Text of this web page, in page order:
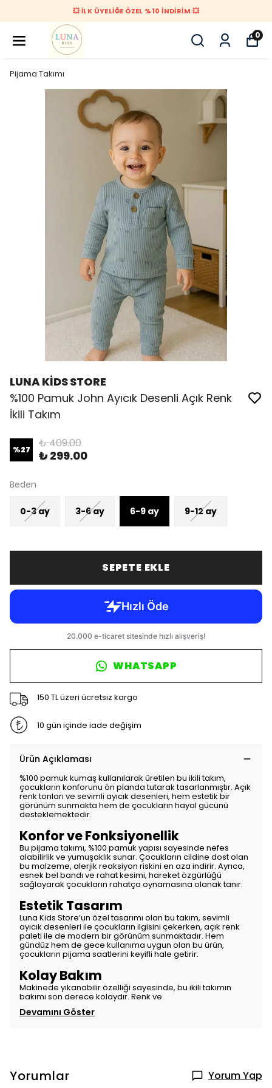
💥 İLK ÜYELİĞE ÖZEL %10 İNDİRİM 💥
0
Pijama Takımı
LUNA KİDS STORE
%100 Pamuk John Ayıcık Desenli Açık Renk
İkili Takım
%27 ₺ 409.00
₺ 299.00
Beden
0-3 ay 3-6 ay 6-9 ay 9-12 ay
SEPETE EKLE
WHATSAPP
150 TL üzeri ücretsiz kargo
10 gün içinde iade değişim
Ürün Açıklaması
%100 pamuk kumaş kullanılarak üretilen bu ikili takım,
çocukların konforunu ön planda tutarak tasarlanmıştır. Açık
renk tonları ve sevimli ayıcık desenleri, hem estetik bir
görünüm sunmakta hem de çocukların hayal gücünü
desteklemektedir.
Konfor ve Fonksiyonellik
Bu pijama takımı, %100 pamuk yapısı sayesinde nefes
alabilirlik ve yumuşaklık sunar. Çocukların cildine dost olan
bu malzeme, alerjik reaksiyon riskini en aza indirir. Ayrıca,
esnek bel bandı ve rahat kesimi, hareket özgürlüğü
sağlayarak çocukların rahatça oynamasına olanak tanır.
Estetik Tasarım
Luna Kids Store’un özel tasarımı olan bu takım, sevimli
ayıcık desenleri ile çocukların ilgisini çekerken, açık renk
paleti ile de modern bir görünüm sunmaktadır. Hem
gündüz hem de gece kullanıma uygun olan bu ürün,
çocukların pijama saatlerini keyifli hale getirir.
Kolay Bakım
Makinede yıkanabilir özelliği sayesinde, bu ikili takımın
bakımı son derece kolaydır. Renk ve
Devamını Göster
Yorumlar Yorum Yap